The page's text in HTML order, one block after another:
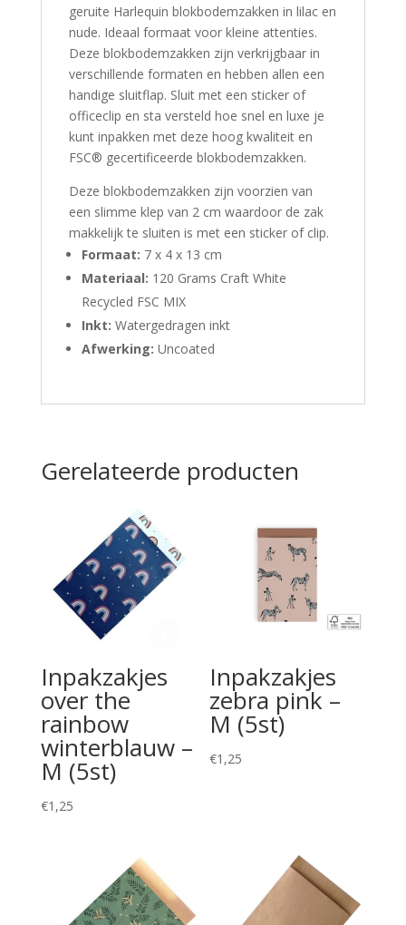
geruite Harlequin blokbodemzakken in lilac en
nude. Ideaal formaat voor kleine attenties.
Deze blokbodemzakken zijn verkrijgbaar in
verschillende formaten en hebben allen een
handige sluitflap. Sluit met een sticker of
officeclip en sta versteld hoe snel en luxe je
kunt inpakken met deze hoog kwaliteit en
FSC® gecertificeerde blokbodemzakken.
Deze blokbodemzakken zijn voorzien van
een slimme klep van 2 cm waardoor de zak
makkelijk te sluiten is met een sticker of clip.
Formaat: 7 x 4 x 13 cm
Materiaal: 120 Grams Craft White
Recycled FSC MIX
Inkt: Watergedragen inkt
Afwerking: Uncoated
Gerelateerde producten
Inpakzakjes
over the
rainbow
winterblauw –
M (5st)
€1,25
Inpakzakjes
zebra pink –
M (5st)
€1,25